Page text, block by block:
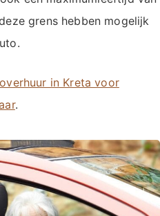
grens hebben mogelijk
in Kreta voor
.